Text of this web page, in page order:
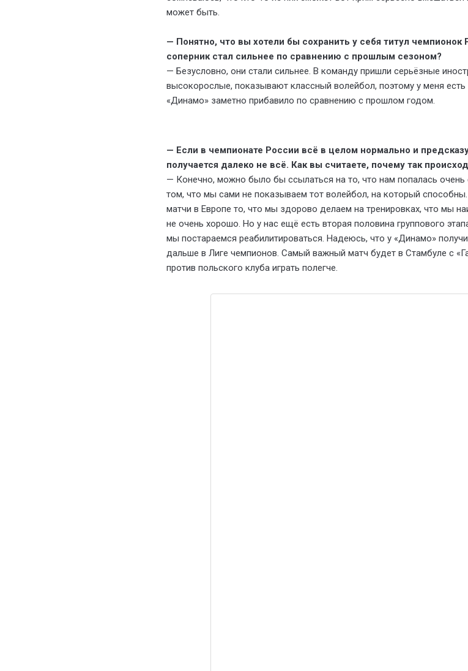
может быть.
— Понятно, что вы хотели бы сохранить у себя титул чемпионок
соперник стал сильнее по сравнению с прошлым сезоном?
— Безусловно, они стали сильнее. В команду пришли серьёзные
высокорослые, показывают классный волейбол, поэтому у меня
«Динамо» заметно прибавило по сравнению с прошлом годом.
— Если в чемпионате России всё в целом нормально и
получается далеко не всё. Как вы считаете, почему так
— Конечно, можно было бы ссылаться на то, что нам попалась очень
том, что мы сами не показываем тот волейбол, на который способны.
матчи в Европе то, что мы здорово делаем на тренировках, что мы
не очень хорошо. Но у нас ещё есть вторая половина группового
мы постараемся реабилитироваться. Надеюсь, что у «Динамо»
дальше в Лиге чемпионов. Самый важный матч будет в Стамбуле с
против польского клуба играть полегче.